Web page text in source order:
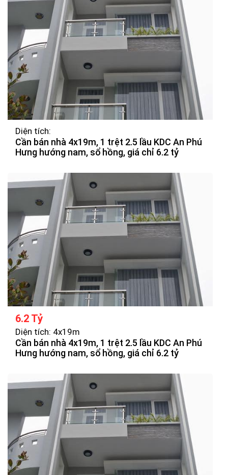
Diện tích:
Cần bán nhà 4x19m, 1 trệt 2.5 lầu KDC An Phú
Hưng hướng nam, sổ hồng, giá chỉ 6.2 tỷ
6.2 Tỷ
Diện tích: 4x19m
Cần bán nhà 4x19m, 1 trệt 2.5 lầu KDC An Phú
Hưng hướng nam, sổ hồng, giá chỉ 6.2 tỷ